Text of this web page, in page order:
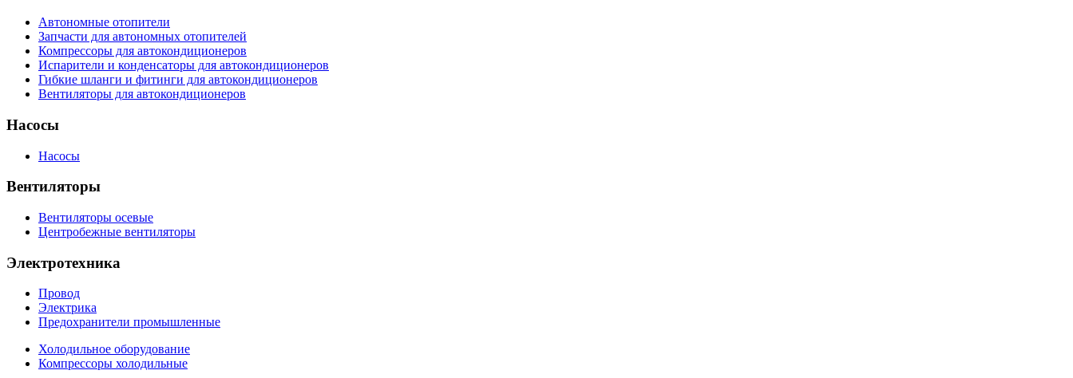
Автономные отопители
Запчасти для автономных отопителей
Компрессоры для автокондиционеров
Испарители и конденсаторы для автокондиционеров
Гибкие шланги и фитинги для автокондиционеров
Вентиляторы для автокондиционеров
Насосы
Насосы
Вентиляторы
Вентиляторы осевые
Центробежные вентиляторы
Электротехника
Провод
Электрика
Предохранители промышленные
Холодильное оборудование
Компрессоры холодильные